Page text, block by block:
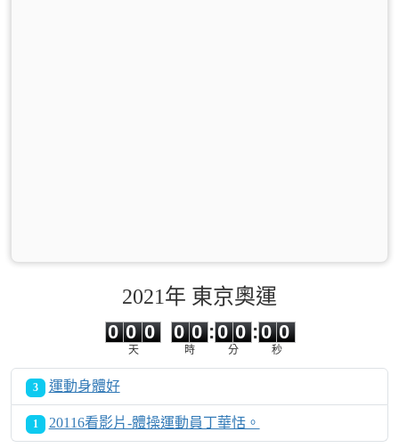
2021年 東京奧運
0 0 0
天
0
0
0
0
時
:
0
0
0
0
分
:
0
0 0
秒
3 運動身體好
1 20116看影片-體操運動員丁華恬。